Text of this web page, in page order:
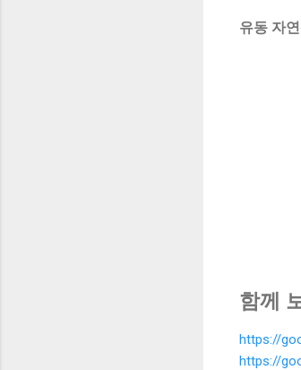
유동 자
함께
https://
https://